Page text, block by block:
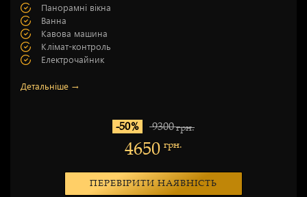
Панорамні вікна
Ванна
Кавова машина
Клімат-контроль
Електрочайник
Детальніше →
-50% 9300грн.
4650 грн.
ПЕРЕВІРИТИ НАЯВНІСТЬ